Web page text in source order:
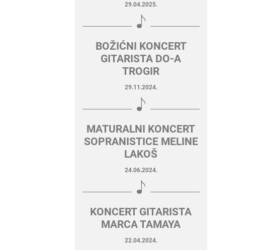
29.04.2025.
BOŽIĆNI KONCERT
GITARISTA DO-A
TROGIR
29.11.2024.
MATURALNI KONCERT
SOPRANISTICE MELINE
LAKOŠ
24.06.2024.
KONCERT GITARISTA
MARCA TAMAYA
22.04.2024.